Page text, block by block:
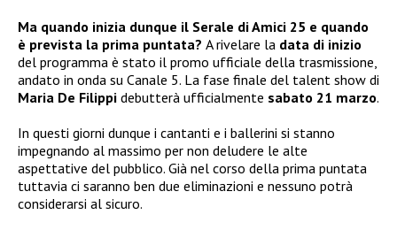
Ma quando inizia dunque il Serale di Amici 25 e quando
è prevista la prima puntata? A rivelare la data di inizio
del programma è stato il promo ufficiale della trasmissione,
andato in onda su Canale 5. La fase finale del talent show di
Maria De Filippi debutterà ufficialmente sabato 21 marzo.
In questi giorni dunque i cantanti e i ballerini si stanno
impegnando al massimo per non deludere le alte
aspettative del pubblico. Già nel corso della prima puntata
tuttavia ci saranno ben due eliminazioni e nessuno potrà
considerarsi al sicuro.